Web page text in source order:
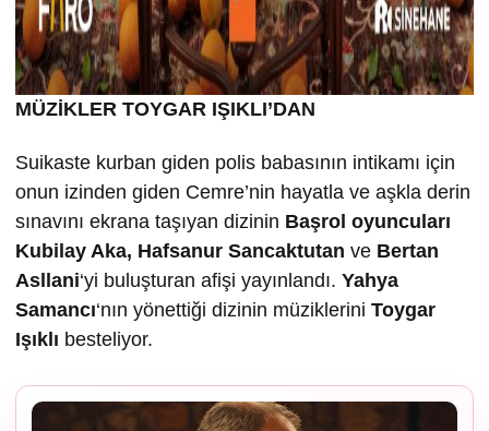
MÜZİKLER TOYGAR IŞIKLI’DAN
Suikaste kurban giden polis babasının intikamı için
onun izinden giden Cemre’nin hayatla ve aşkla derin
sınavını ekrana taşıyan dizinin Başrol oyuncuları
Kubilay Aka, Hafsanur Sancaktutan ve Bertan
Asllani‘yi buluşturan afişi yayınlandı. Yahya
Samancı‘nın yönettiği dizinin müziklerini Toygar
Işıklı besteliyor.